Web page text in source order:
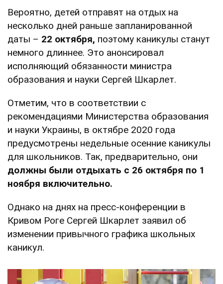
Вероятно, детей отправят на отдых на
несколько дней раньше запланированной
даты – 22 октября, поэтому каникулы станут
немного длиннее. Это анонсировал
исполняющий обязанности министра
образования и науки Сергей Шкарлет.
Отметим, что в соответствии с
рекомендациями Министерства образования
и науки Украины, в октябре 2020 года
предусмотрены недельные осенние каникулы
для школьников. Так, предварительно, они
должны были отдыхать с 26 октября по 1
ноября включительно.
Однако на днях на пресс-конференции в
Кривом Роге Сергей Шкарлет заявил об
изменении привычного графика школьных
каникул.